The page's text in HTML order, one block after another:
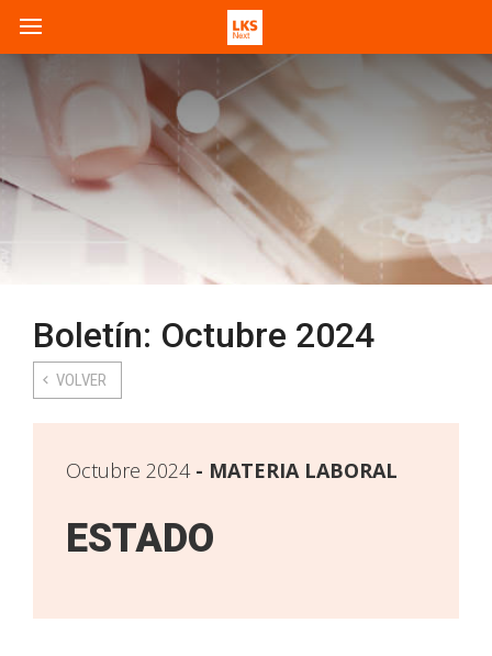
Boletín: Octubre 2024
VOLVER
Octubre 2024 MATERIA LABORAL
ESTADO